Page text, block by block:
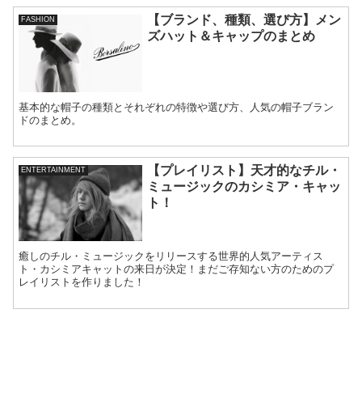
FASHION
【ブランド、種類、選び方】メン
ズハット＆キャップのまとめ
基本的な帽子の種類とそれぞれの特徴や選び方、人気の帽子ブラン
ドのまとめ。
ENTERTAINMENT
【プレイリスト】天才的なチル・
ミュージックのカシミア・キャッ
ト！
癒しのチル・ミュージックをリリースする世界的人気アーティス
ト・カシミアキャットの来日が決定！まだご存知ない方のためのプ
レイリストを作りました！